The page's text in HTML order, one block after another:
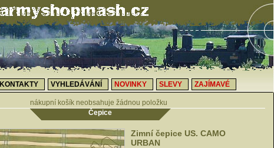
KONTAKTY VYHLEDÁVÁNÍ NOVINKY SLEVY ZAJÍMAVÉ
nákupní košík neobsahuje žádnou položku
Čepice
Zimní čepice US. CAMO
URBAN